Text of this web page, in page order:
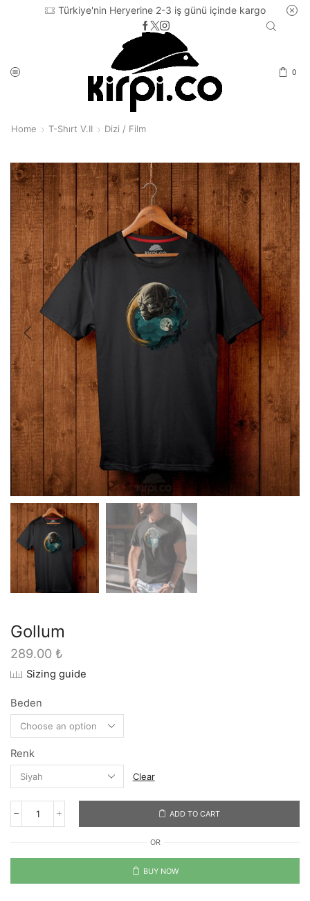
Türkiye'nin Heryerine 2-3 iş günü içinde kargo
0
Home T-Shırt V.II Dizi / Film
Gollum
289.00 ₺
Sizing guide
Beden
Renk
Clear
Gollum
ADD TO CART
OR
BUY NOW